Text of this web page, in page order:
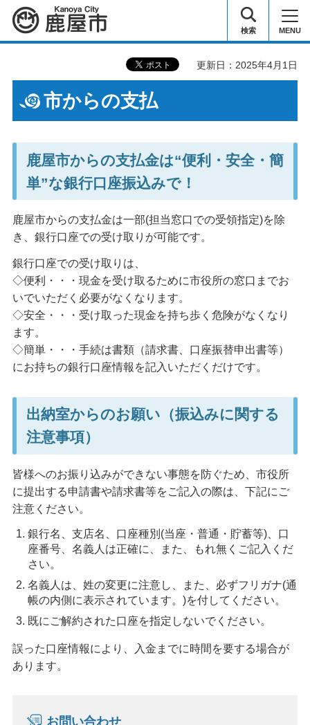
鹿屋市 検索 MENU
更新日：2025年4月1日
市からの支払
鹿屋市からの支払金は“便利・安全・簡
単”な銀行口座振込みで！
鹿屋市からの支払金は一部(担当窓口での受領指定)を除
き、銀行口座での受け取りが可能です。
銀行口座での受け取りは、
◇便利・・・現金を受け取るために市役所の窓口までお
いでいただく必要がなくなります。
◇安全・・・受け取った現金を持ち歩く危険がなくなり
ます。
◇簡単・・・手続は書類（請求書、口座振替申出書等）
にお持ちの銀行口座情報を記入いただくだけです。
出納室からのお願い（振込みに関する
注意事項）
皆様へのお振り込みができない事態を防ぐため、市役所
に提出する申請書や請求書等をご記入の際は、下記にご
注意ください。
銀行名、支店名、口座種別(当座・普通・貯蓄等)、口
座番号、名義人は正確に、また、もれ無くご記入くだ
さい。
名義人は、姓の変更に注意し、また、必ずフリガナ(通
帳の内側に表示されています。)を付してください。
既にご解約された口座を指定しないでください。
誤った口座情報により、入金までに時間を要する場合が
あります。
お問い合わせ